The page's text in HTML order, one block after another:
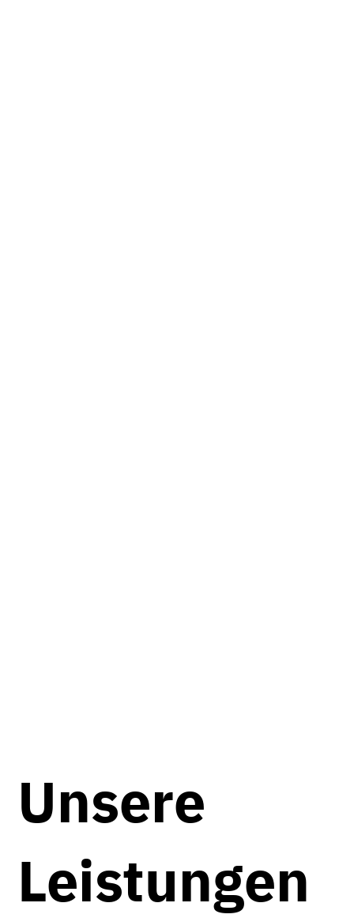
Unsere
Leistungen